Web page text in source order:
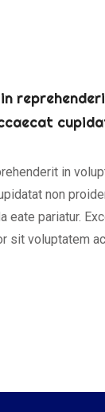
in
non
eate pariatur.
sit voluptatem